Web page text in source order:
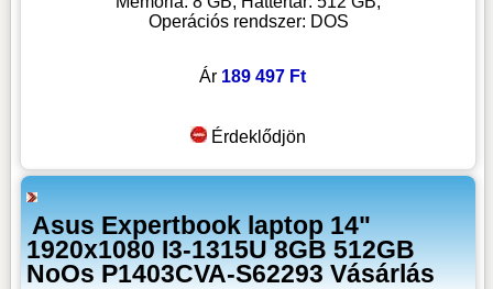
Operációs rendszer: DOS
Ár 189 497 Ft
Érdeklődjön
Asus Expertbook laptop 14"
1920x1080 I3-1315U 8GB 512GB
NoOs P1403CVA-S62293 Vásárlás